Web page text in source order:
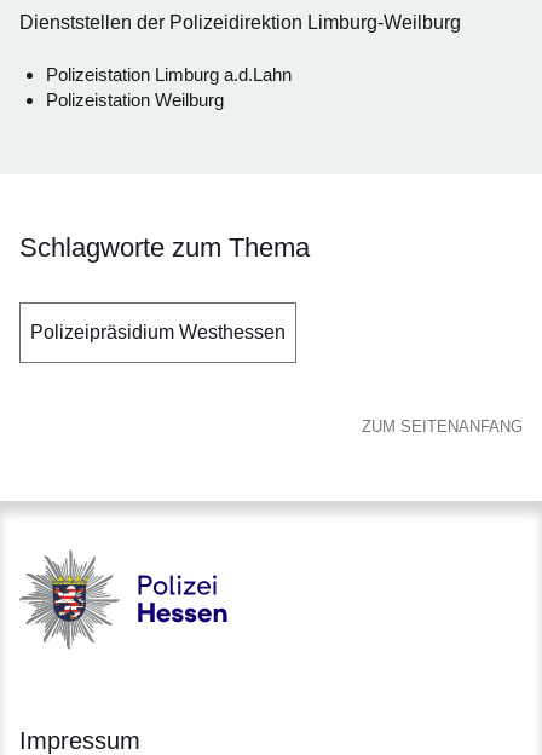
Dienststellen der Polizeidirektion Limburg-Weilburg
Polizeistation Limburg a.d.Lahn
Polizeistation Weilburg
Schlagworte zum Thema
Polizeipräsidium Westhessen
ZUM SEITENANFANG
Polizei - Polizei.hessen.de
Impressum